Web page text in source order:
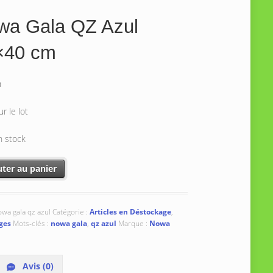
Gala QZ Azul
cm
le lot
stock
de Nowa Gala QZ Azul 40x40 cm
au panier
gala qz azul Catégorie : Articles en Déstockage,
Mots-clés : nowa gala, qz azul Marque : Nowa
Avis (0)